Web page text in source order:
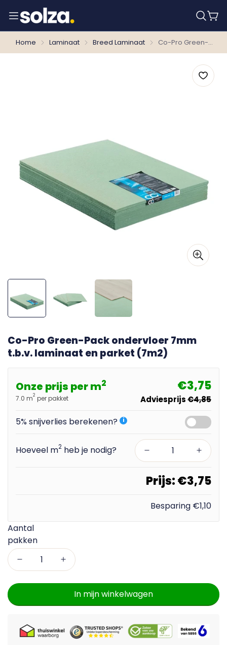
Home Laminaat Breed Laminaat Co-Pro Green-Pack ondervloer 7mm t.b.v. laminaat en parket (7m2)
Co-Pro Green-Pack ondervloer 7mm
t.b.v. laminaat en parket (7m2)
Onze prijs per m2
7.0 m2 per pakket
€3,75
Adviesprijs€4,85
5% snijverlies berekenen? i
Hoeveel m2 heb je nodig?
Prijs:€3,75
Besparing €1,10
In mijn winkelwagen